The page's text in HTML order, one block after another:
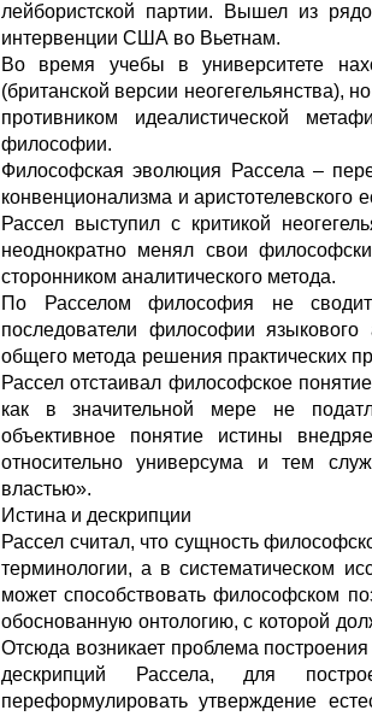
лейбористской партии. Вышел из
интервенции США во Вьетнам.
Во время учебы в университете
(британской версии неогегельянства),
противником идеалистической
философии.
Философская эволюция Рассела –
конвенционализма и
Рассел выступил с критикой
неоднократно менял свои
сторонником аналитического метода.
По Расселом философия не
последователи философии
общего метода решения практических
Рассел отстаивал философское
как в значительной мере не
объективное понятие истины
относительно универсума и тем
властью».
Истина и дескрипции
Рассел считал, что сущность
терминологии, а в систематическом
может способствовать философском
обоснованную онтологию, с которой
Отсюда возникает проблема
дескрипций Рассела, для
переформулировать утверждение